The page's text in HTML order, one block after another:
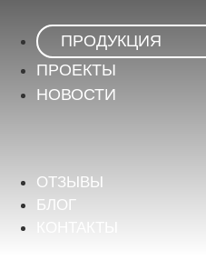
ПРОДУКЦИЯ
ПРОЕКТЫ
НОВОСТИ
ОТЗЫВЫ
БЛОГ